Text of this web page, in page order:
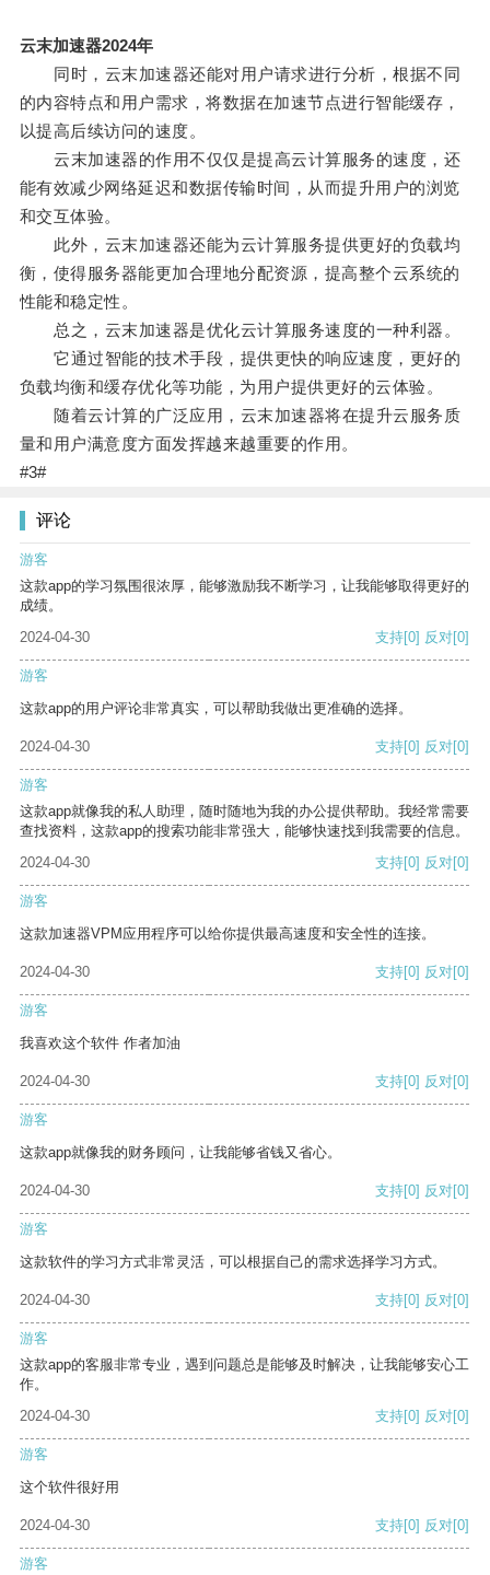
云末加速器2024年
同时，云末加速器还能对用户请求进行分析，根据不同
的内容特点和用户需求，将数据在加速节点进行智能缓存，
以提高后续访问的速度。
云末加速器的作用不仅仅是提高云计算服务的速度，还
能有效减少网络延迟和数据传输时间，从而提升用户的浏览
和交互体验。
此外，云末加速器还能为云计算服务提供更好的负载均
衡，使得服务器能更加合理地分配资源，提高整个云系统的
性能和稳定性。
总之，云末加速器是优化云计算服务速度的一种利器。
它通过智能的技术手段，提供更快的响应速度，更好的
负载均衡和缓存优化等功能，为用户提供更好的云体验。
随着云计算的广泛应用，云末加速器将在提升云服务质
量和用户满意度方面发挥越来越重要的作用。
#3#
评论
游客
这款app的学习氛围很浓厚，能够激励我不断学习，让我能够取得更好的
成绩。
2024-04-30
支持[0] 反对[0]
游客
这款app的用户评论非常真实，可以帮助我做出更准确的选择。
2024-04-30 支持[0] 反对[0]
游客
这款app就像我的私人助理，随时随地为我的办公提供帮助。我经常需要
查找资料，这款app的搜索功能非常强大，能够快速找到我需要的信息。
2024-04-30
支持[0] 反对[0]
游客
这款加速器VPM应用程序可以给你提供最高速度和安全性的连接。
2024-04-30 支持[0] 反对[0]
游客
我喜欢这个软件 作者加油
2024-04-30 支持[0] 反对[0]
游客
这款app就像我的财务顾问，让我能够省钱又省心。
2024-04-30 支持[0] 反对[0]
游客
这款软件的学习方式非常灵活，可以根据自己的需求选择学习方式。
2024-04-30 支持[0] 反对[0]
游客
这款app的客服非常专业，遇到问题总是能够及时解决，让我能够安心工
作。
2024-04-30
支持[0] 反对[0]
游客
这个软件很好用
2024-04-30 支持[0] 反对[0]
游客